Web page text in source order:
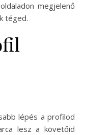
megjelenő
téged.
lépés a profilod
lesz a követőid